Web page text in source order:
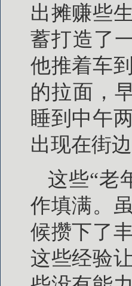
出摊赚些
蓄打造了
他推着车
的拉面，
睡到中午
出现在街
这些“老
作填满。
候攒下了
这些经验